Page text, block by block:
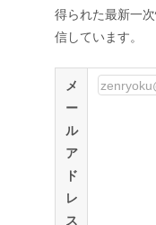
得られた最新一
信しています。
メ
ー
ル
ア
ド
レ
ス